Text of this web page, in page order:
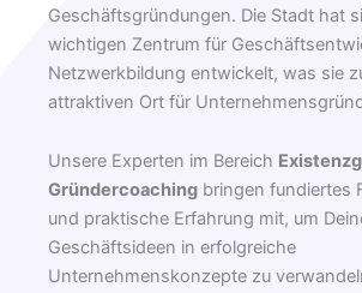
Geschäftsgründungen. Die Stadt hat
wichtigen Zentrum für
Netzwerkbildung entwickelt, was sie
attraktiven Ort für
Unsere Experten im Bereich
Gründercoaching bringen fundiertes
und praktische Erfahrung mit, um
Geschäftsideen in erfolgreiche
Unternehmenskonzepte zu